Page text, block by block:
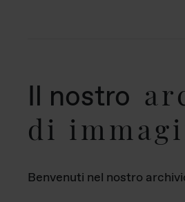
Il nostro
di
Benvenuti nel nostro